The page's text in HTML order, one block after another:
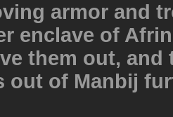
armor and
enclave of
them out, and
out of Manbij